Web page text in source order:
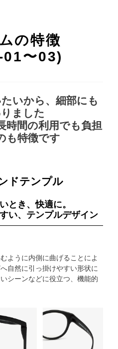
の特徴
〜03)
いから、細部にも
ました
時間の利用でも負担
も特徴です
ドテンプル
とき、快適に。
い、テンプルデザイン
ように内側に曲げることによ
自然に引っ掛けやすい形状に
シーンなどに役立つ、機能的